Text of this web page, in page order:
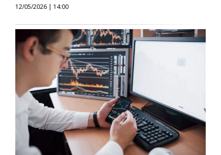
12/05/2026 | 14:00